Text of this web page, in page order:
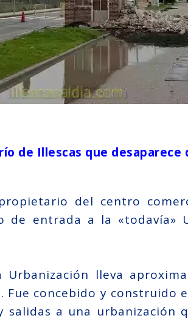
de Illescas que desaparece
del centro
entrada a la «todavía»
lleva
concebido y construido
a una urbanización